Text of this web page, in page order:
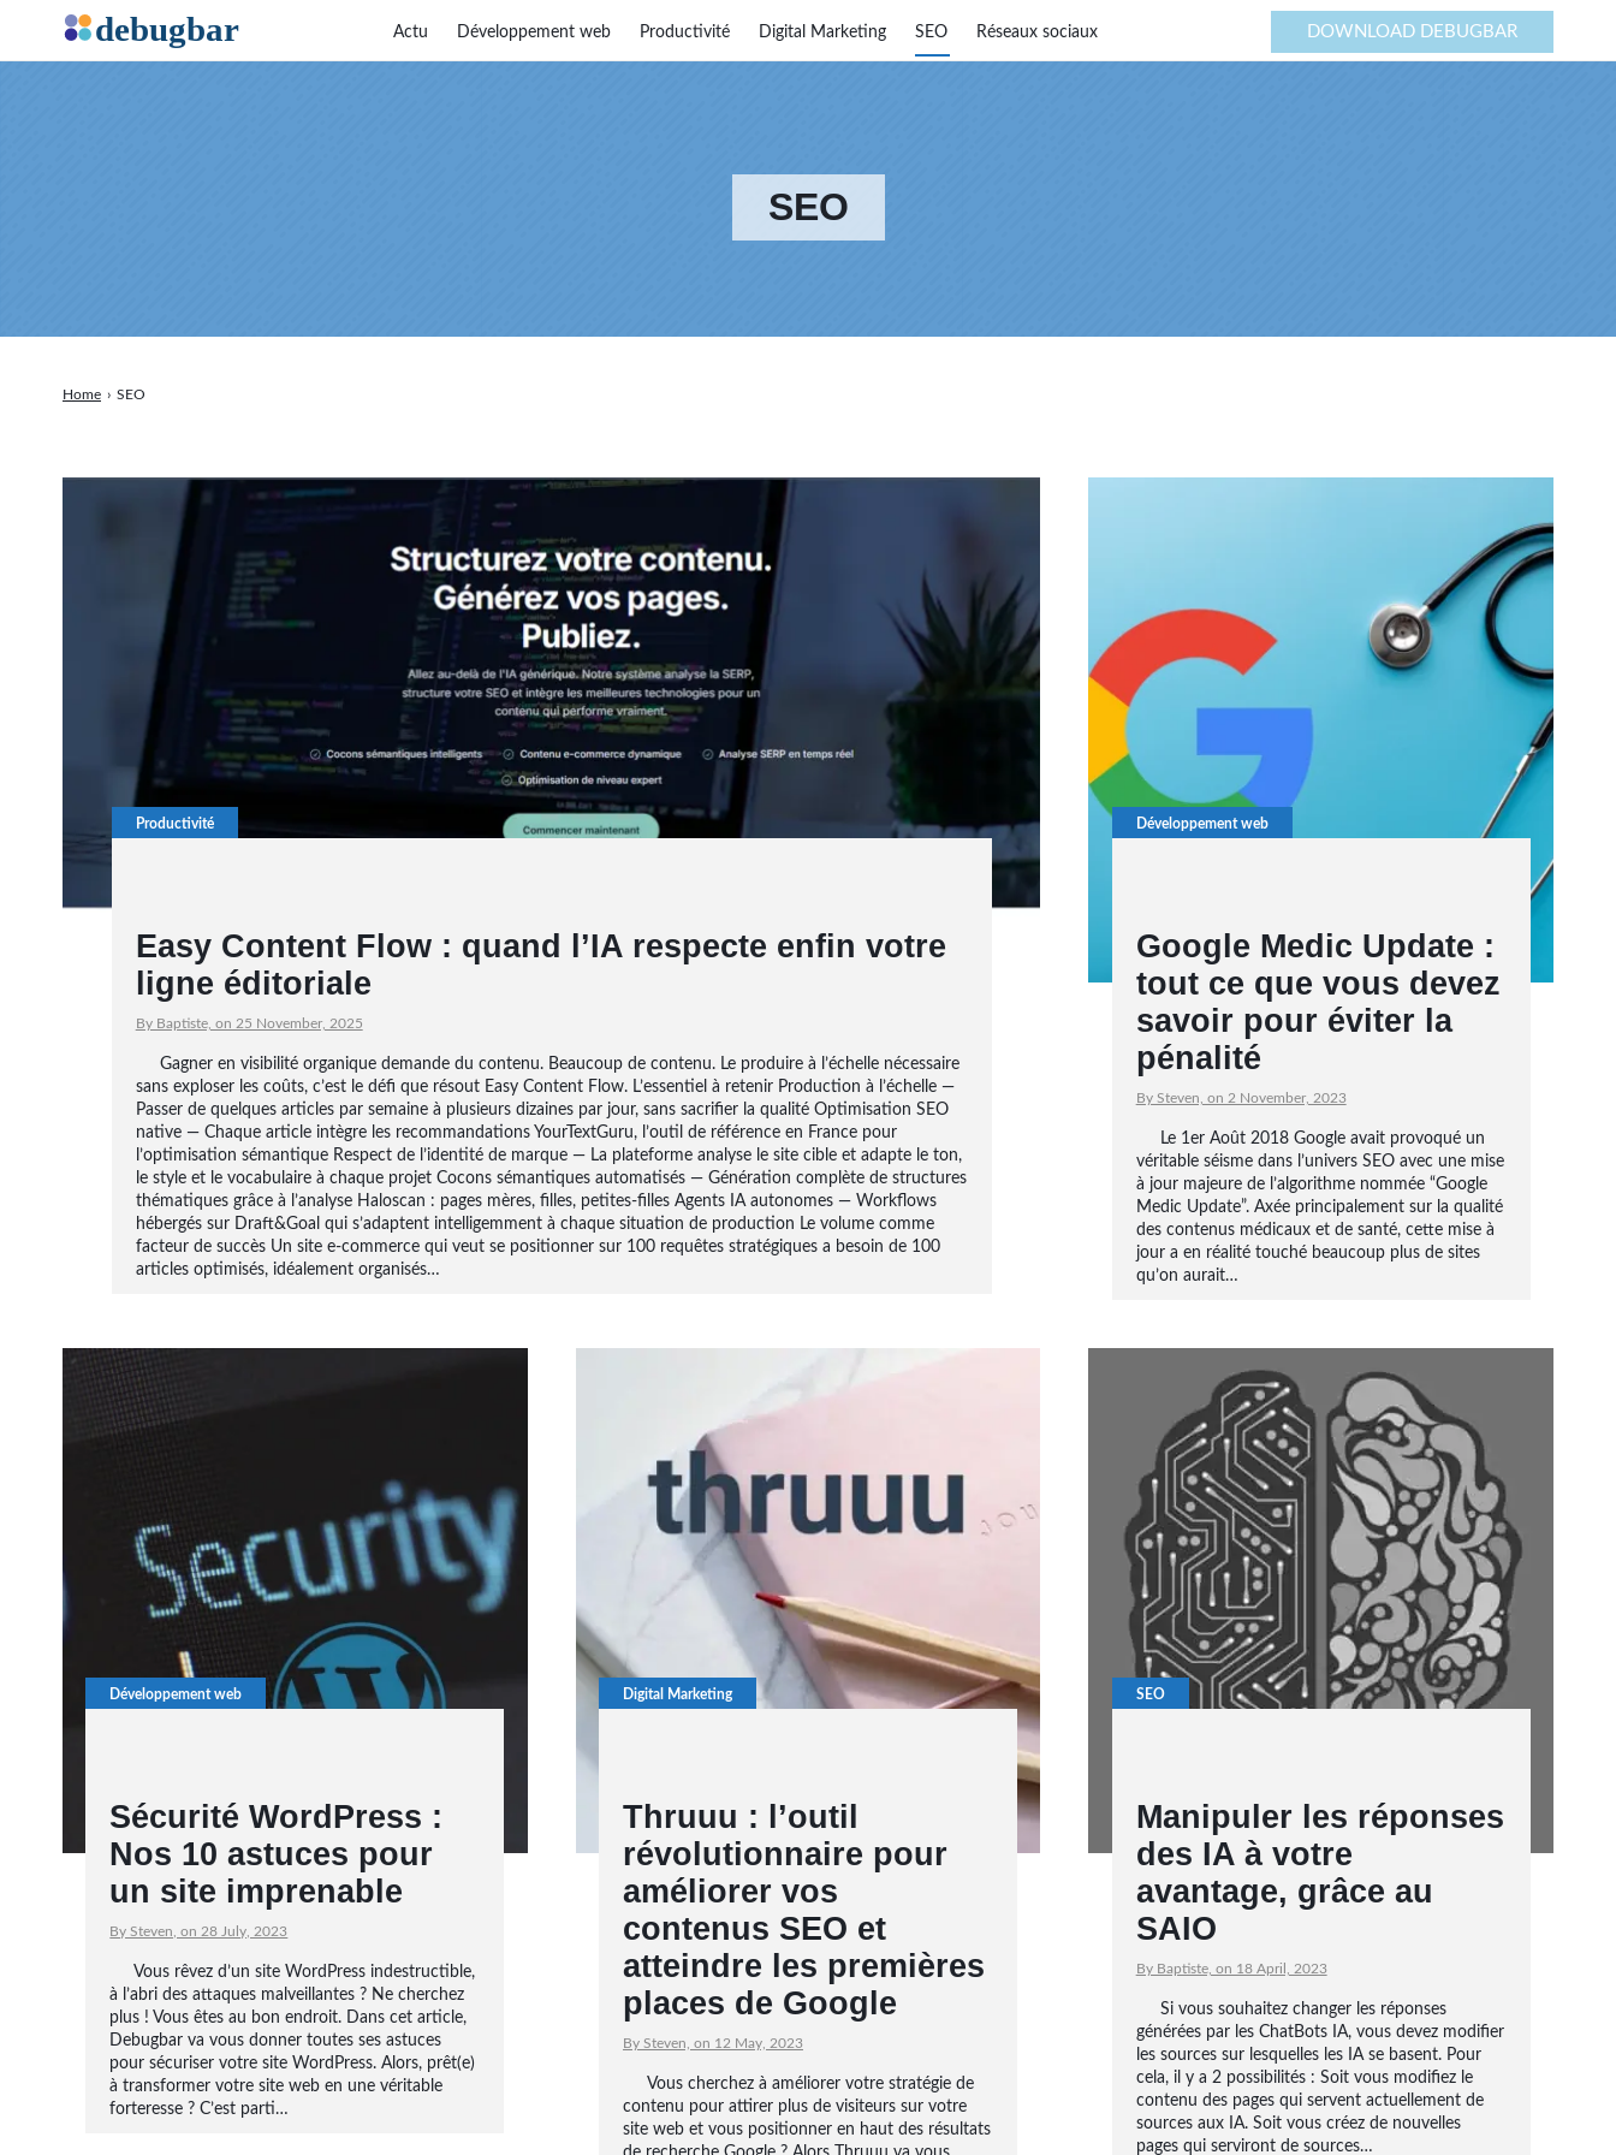
SEO
Home › SEO
Productivité
Easy Content Flow : quand l’IA respecte enfin votre
ligne éditoriale
By Baptiste, on 25 November, 2025
Gagner en visibilité organique demande du contenu. Beaucoup de contenu. Le produire à l’échelle nécessaire
sans exploser les coûts, c’est le défi que résout Easy Content Flow. L’essentiel à retenir Production à l’échelle —
Passer de quelques articles par semaine à plusieurs dizaines par jour, sans sacrifier la qualité Optimisation SEO
native — Chaque article intègre les recommandations YourTextGuru, l’outil de référence en France pour
l’optimisation sémantique Respect de l’identité de marque — La plateforme analyse le site cible et adapte le ton,
le style et le vocabulaire à chaque projet Cocons sémantiques automatisés — Génération complète de structures
thématiques grâce à l’analyse Haloscan : pages mères, filles, petites-filles Agents IA autonomes — Workflows
hébergés sur Draft&Goal qui s’adaptent intelligemment à chaque situation de production Le volume comme
facteur de succès Un site e-commerce qui veut se positionner sur 100 requêtes stratégiques a besoin de 100
articles optimisés, idéalement organisés…
Développement web
Google Medic Update :
tout ce que vous devez
savoir pour éviter la
pénalité
By Steven, on 2 November, 2023
Le 1er Août 2018 Google avait provoqué un
véritable séisme dans l’univers SEO avec une mise
à jour majeure de l’algorithme nommée “Google
Medic Update”. Axée principalement sur la qualité
des contenus médicaux et de santé, cette mise à
jour a en réalité touché beaucoup plus de sites
qu’on aurait…
Développement web
Sécurité WordPress :
Nos 10 astuces pour
un site imprenable
By Steven, on 28 July, 2023
Vous rêvez d’un site WordPress indestructible,
à l’abri des attaques malveillantes ? Ne cherchez
plus ! Vous êtes au bon endroit. Dans cet article,
Debugbar va vous donner toutes ses astuces
pour sécuriser votre site WordPress. Alors, prêt(e)
à transformer votre site web en une véritable
forteresse ? C’est parti…
Digital Marketing
Thruuu : l’outil
révolutionnaire pour
améliorer vos
contenus SEO et
atteindre les premières
places de Google
By Steven, on 12 May, 2023
Vous cherchez à améliorer votre stratégie de
contenu pour attirer plus de visiteurs sur votre
site web et vous positionner en haut des résultats
SEO
Manipuler les réponses
des IA à votre
avantage, grâce au
SAIO
By Baptiste, on 18 April, 2023
Si vous souhaitez changer les réponses
générées par les ChatBots IA, vous devez modifier
les sources sur lesquelles les IA se basent. Pour
cela, il y a 2 possibilités : Soit vous modifiez le
contenu des pages qui servent actuellement de
sources aux IA. Soit vous créez de nouvelles
pages qui serviront de sources…
Actu Développement web Productivité Digital Marketing SEO Réseaux sociaux DOWNLOAD DEBUGBAR